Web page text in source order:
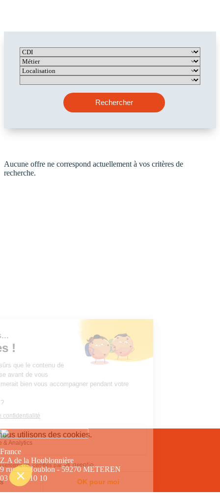
C
o
n
t
r
M
é
t
i
V
i
la
Rechercher
Aucune offre ne correspond actuellement à vos critères de
recherche.
France
Z.A de la Houblonnière
9 rue du Houblon - 59270 METEREN
03 28 49 10 10